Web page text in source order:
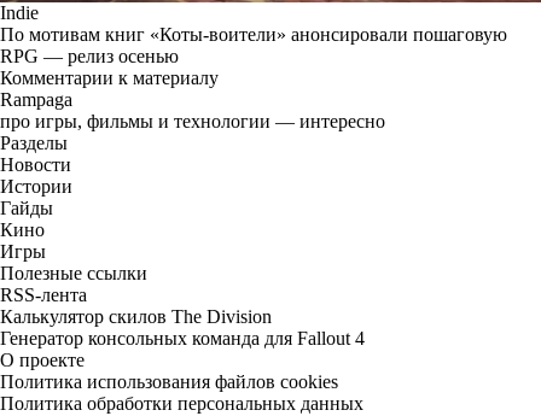
Indie
По мотивам книг «Коты-воители» анонсировали пошаговую
RPG — релиз осенью
Комментарии к материалу
Rampaga
про игры, фильмы и технологии — интересно
Разделы
Новости
Истории
Гайды
Кино
Игры
Полезные ссылки
RSS-лента
Калькулятор скилов The Division
Генератор консольных команда для Fallout 4
О проекте
Политика использования файлов cookies
Политика обработки персональных данных